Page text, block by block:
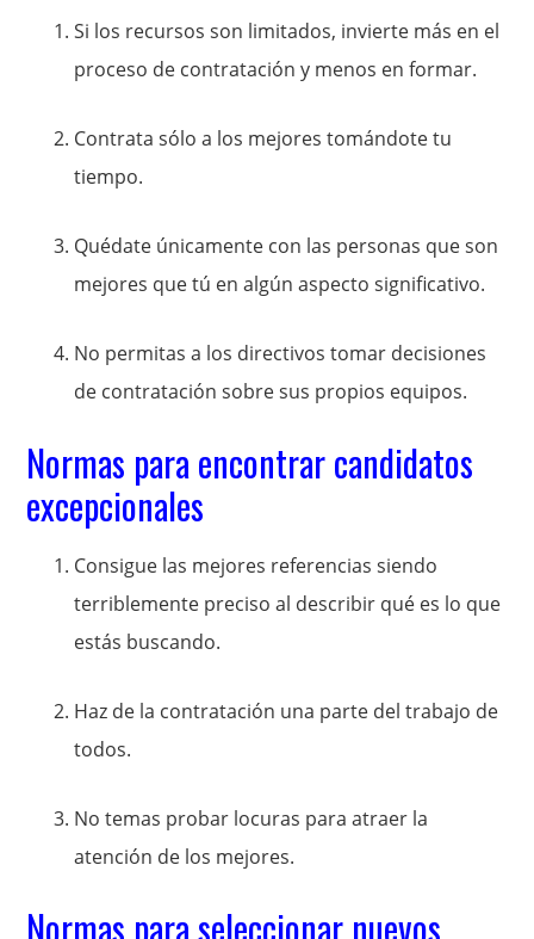
Si los recursos son limitados, invierte más en el
proceso de contratación y menos en formar.
Contrata sólo a los mejores tomándote tu
tiempo.
Quédate únicamente con las personas que son
mejores que tú en algún aspecto significativo.
No permitas a los directivos tomar decisiones
de contratación sobre sus propios equipos.
Normas para encontrar candidatos
excepcionales
Consigue las mejores referencias siendo
terriblemente preciso al describir qué es lo que
estás buscando.
Haz de la contratación una parte del trabajo de
todos.
No temas probar locuras para atraer la
atención de los mejores.
Normas para seleccionar nuevos